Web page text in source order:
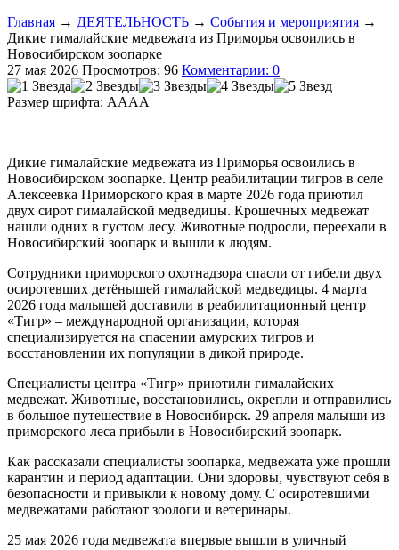
Главная → ДЕЯТЕЛЬНОСТЬ → События и мероприятия →
Дикие гималайские медвежата из Приморья освоились в
Новосибирском зоопарке
27 мая 2026 Просмотров: 96 Комментарии: 0
Размер шрифта: AAAA
Дикие гималайские медвежата из Приморья освоились в
Новосибирском зоопарке. Центр реабилитации тигров в селе
Алексеевка Приморского края в марте 2026 года приютил
двух сирот гималайской медведицы. Крошечных медвежат
нашли одних в густом лесу. Животные подросли, переехали в
Новосибирский зоопарк и вышли к людям.
Сотрудники приморского охотнадзора спасли от гибели двух
осиротевших детёнышей гималайской медведицы. 4 марта
2026 года малышей доставили в реабилитационный центр
«Тигр» – международной организации, которая
специализируется на спасении амурских тигров и
восстановлении их популяции в дикой природе.
Специалисты центра «Тигр» приютили гималайских
медвежат. Животные, восстановились, окрепли и отправились
в большое путешествие в Новосибирск. 29 апреля малыши из
приморского леса прибыли в Новосибирский зоопарк.
Как рассказали специалисты зоопарка, медвежата уже прошли
карантин и период адаптации. Они здоровы, чувствуют себя в
безопасности и привыкли к новому дому. С осиротевшими
медвежатами работают зоологи и ветеринары.
25 мая 2026 года медвежата впервые вышли в уличный